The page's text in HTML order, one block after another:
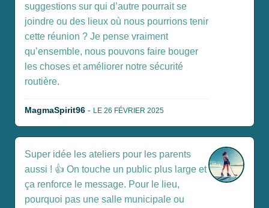
suggestions sur qui d’autre pourrait se
joindre ou des lieux où nous pourrions tenir
cette réunion ? Je pense vraiment
qu’ensemble, nous pouvons faire bouger
les choses et améliorer notre sécurité
routière.
MagmaSpirit96 - LE 26 FÉVRIER 2025
Super idée les ateliers pour les parents
aussi ! 👍 On touche un public plus large et
ça renforce le message. Pour le lieu,
pourquoi pas une salle municipale ou